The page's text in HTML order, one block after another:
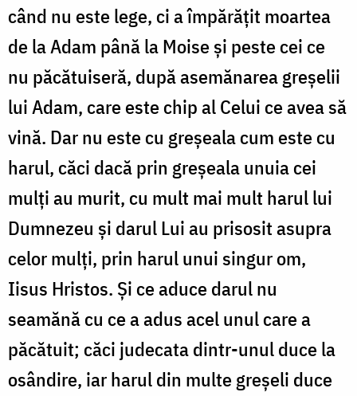
când nu este lege, ci a împărățit moartea
de la Adam până la Moise și peste cei ce
nu păcătuiseră, după asemănarea greșelii
lui Adam, care este chip al Celui ce avea să
vină. Dar nu este cu greșeala cum este cu
harul, căci dacă prin greșeala unuia cei
mulți au murit, cu mult mai mult harul lui
Dumnezeu și darul Lui au prisosit asupra
celor mulți, prin harul unui singur om,
Iisus Hristos. Și ce aduce darul nu
seamănă cu ce a adus acel unul care a
păcătuit; căci judecata dintr-unul duce la
osândire, iar harul din multe greșeli duce